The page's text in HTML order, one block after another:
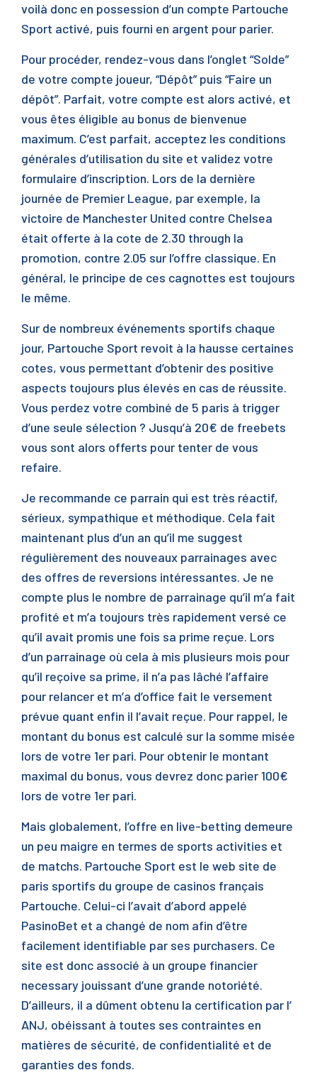
voilà donc en possession d’un compte Partouche
Sport activé, puis fourni en argent pour parier.
Pour procéder, rendez-vous dans l’onglet “Solde”
de votre compte joueur, “Dépôt” puis “Faire un
dépôt”. Parfait, votre compte est alors activé, et
vous êtes éligible au bonus de bienvenue
maximum. C’est parfait, acceptez les conditions
générales d’utilisation du site et validez votre
formulaire d’inscription. Lors de la dernière
journée de Premier League, par exemple, la
victoire de Manchester United contre Chelsea
était offerte à la cote de 2.30 through la
promotion, contre 2.05 sur l’offre classique. En
général, le principe de ces cagnottes est toujours
le même.
Sur de nombreux événements sportifs chaque
jour, Partouche Sport revoit à la hausse certaines
cotes, vous permettant d’obtenir des positive
aspects toujours plus élevés en cas de réussite.
Vous perdez votre combiné de 5 paris à trigger
d’une seule sélection ? Jusqu’à 20€ de freebets
vous sont alors offerts pour tenter de vous
refaire.
Je recommande ce parrain qui est très réactif,
sérieux, sympathique et méthodique. Cela fait
maintenant plus d’un an qu’il me suggest
régulièrement des nouveaux parrainages avec
des offres de reversions intéressantes. Je ne
compte plus le nombre de parrainage qu’il m’a fait
profité et m’a toujours très rapidement versé ce
qu’il avait promis une fois sa prime reçue. Lors
d’un parrainage où cela à mis plusieurs mois pour
qu’il reçoive sa prime, il n’a pas lâché l’affaire
pour relancer et m’a d’office fait le versement
prévue quant enfin il l’avait reçue. Pour rappel, le
montant du bonus est calculé sur la somme misée
lors de votre 1er pari. Pour obtenir le montant
maximal du bonus, vous devrez donc parier 100€
lors de votre 1er pari.
Mais globalement, l’offre en live-betting demeure
un peu maigre en termes de sports activities et
de matchs. Partouche Sport est le web site de
paris sportifs du groupe de casinos français
Partouche. Celui-ci l’avait d’abord appelé
PasinoBet et a changé de nom afin d’être
facilement identifiable par ses purchasers. Ce
site est donc associé à un groupe financier
necessary jouissant d’une grande notoriété.
D’ailleurs, il a dûment obtenu la certification par l’
ANJ, obéissant à toutes ses contraintes en
matières de sécurité, de confidentialité et de
garanties des fonds.